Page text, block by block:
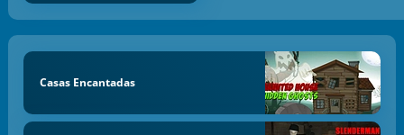
Casas Encantadas